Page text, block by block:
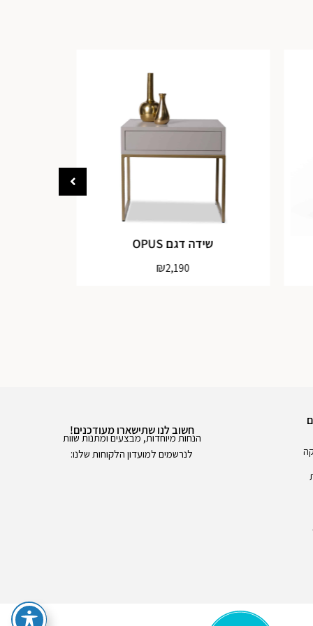
שידה דגם OPUS
₪2,190
חשוב לנו שתישארו מעודכנים!
הנחות מיוחדות, מבצעים ומתנות שוות
לנרשמים למועדון הלקוחות שלנו: